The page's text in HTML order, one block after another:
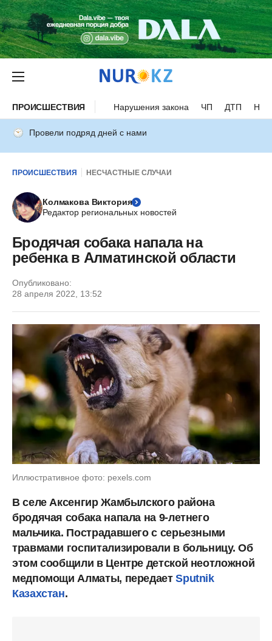
ПРОИСШЕСТВИЯ Нарушения закона ЧП ДТП
Провели подряд дней с нами
ПРОИСШЕСТВИЯ НЕСЧАСТНЫЕ СЛУЧАИ
Колмакова Виктория
Редактор региональных новостей
Бродячая собака напала на
ребенка в Алматинской области
Опубликовано:
28 апреля 2022, 13:52
Иллюстративное фото: pexels.com
В селе Аксенгир Жамбылского района
бродячая собака напала на 9-летнего
мальчика. Пострадавшего с серьезными
травмами госпитализировали в больницу. Об
этом сообщили в Центре детской неотложной
медпомощи Алматы, передаетSputnik
Казахстан.